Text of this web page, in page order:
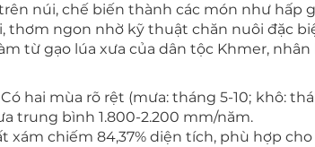
núi, chế biến thành các món như hấp
thơm ngon nhờ kỹ thuật chăn nuôi đặc
từ gạo lúa xưa của dân tộc Khmer,
hai mùa rõ rệt (mưa: tháng 5-10; khô:
trung bình 1.800-2.200 mm/năm.
xám chiếm 84,37% diện tích, phù hợp